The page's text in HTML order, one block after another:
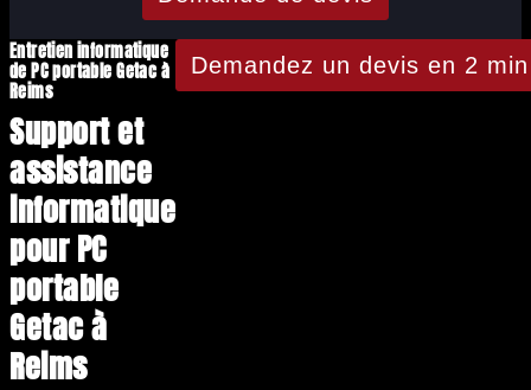
Entretien informatique
de PC portable Getac à
Reims
Support et
assistance
informatique
pour PC
portable
Getac à
Reims
Demandez un devis en 2 min